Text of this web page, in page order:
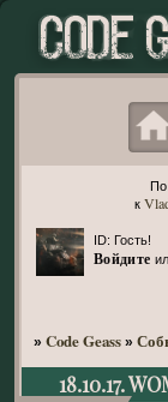
По
к
ID: Гость!
Войдите
» Code Geass »
18.10.17.